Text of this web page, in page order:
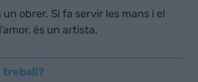
obrer. Si fa servir les mans i el
és un artista.
treball?